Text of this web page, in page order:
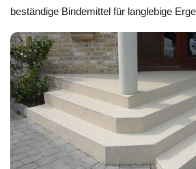
beständige Bindemittel für langlebige